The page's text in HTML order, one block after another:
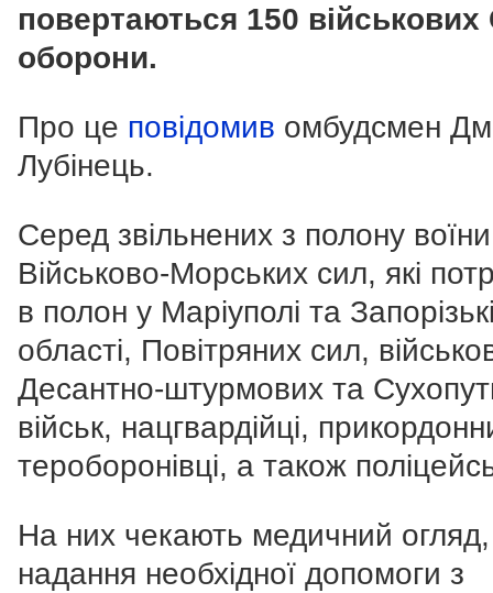
повертаються 150
оборони.
Про це повідомив омбудсмен
Лубінець.
Серед звільнених з полону воїни
Військово-Морських сил, які
в полон у Маріуполі та
області, Повітряних сил,
Десантно-штурмових та
військ, нацгвардійці,
тероборонівці, а також
На них чекають медичний огляд,
надання необхідної допомоги з